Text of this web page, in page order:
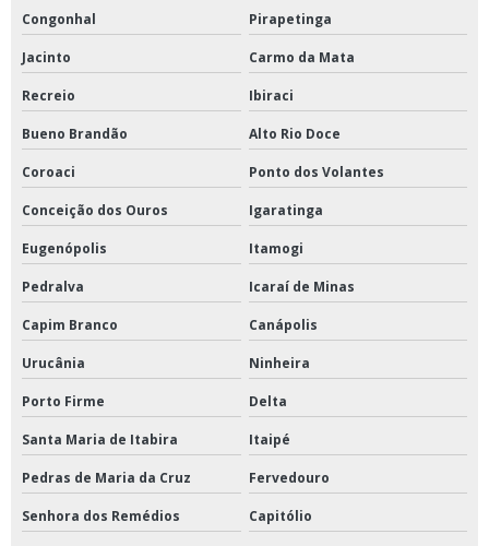
Congonhal Pirapetinga
Jacinto Carmo da Mata
Recreio Ibiraci
Bueno Brandão Alto Rio Doce
Coroaci Ponto dos Volantes
Conceição dos Ouros Igaratinga
Eugenópolis Itamogi
Pedralva Icaraí de Minas
Capim Branco Canápolis
Urucânia Ninheira
Porto Firme Delta
Santa Maria de Itabira Itaipé
Pedras de Maria da Cruz Fervedouro
Senhora dos Remédios Capitólio